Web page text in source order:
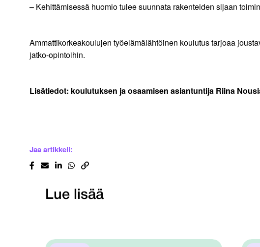
– Kehittämisessä huomio tulee suunnata rakenteiden sijaan
Ammattikorkeakoulujen työelämälähtöinen koulutus tarjoaa
jatko-opintoihin.
Lisätiedot: koulutuksen ja osaamisen asiantuntija Riina
Jaa artikkeli:
Lue lisää